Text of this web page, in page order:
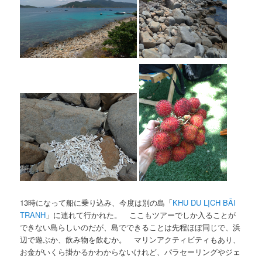
13時になって船に乗り込み、今度は別の島「KHU DU LỊCH BÃI
TRANH 」に連れて行かれた。 ここもツアーでしか入ることが
できない島らしいのだが、島でできることは先程ほぼ同じで、浜
辺で遊ぶか、飲み物を飲むか。 マリンアクティビティもあり、
お金がいくら掛かるかわからないけれど、パラセーリングやジェ